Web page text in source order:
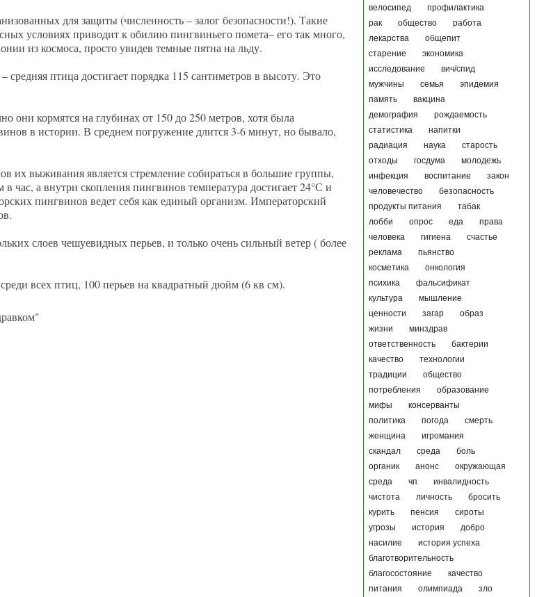
велосипед
профилактика
рак
общество
работа
лекарства
общепит
старение
экономика
исследование
вич/спид
мужчины
семья
эпидемия
память
вакцина
демография
рождаемость
статистика
напитки
радиация
наука
старость
отходы
госдума
молодежь
инфекция
воспитание
закон
человечество
безопасность
продукты питания
табак
лобби
опрос еда
права
человека
гигиена
счастье
реклама
пьянство
косметика
онкология
психика
фальсификат
культура
мышление
ценности
загар
образ
жизни
минздрав
ответственность
бактерии
качество
технологии
традиции
общество
потребления
образование
мифы
консерванты
политика
погода
смерть
женщина
игромания
скандал
среда
боль
органик
анонс
окружающая
среда
чп
инвалидность
чистота
личность
бросить
курить
пенсия
сироты
угрозы
история
добро
насилие
история успеха
благотворительность
благосостояние
качество
питания
олимпиада
зло
для защиты (численность – залог безопасности!). Такие
условиях приводит к обилию пингвиньего помета– его так много,
из космоса, просто увидев темные пятна на льду.
птица достигает порядка 115 сантиметров в высоту. Это
кормятся на глубинах от 150 до 250 метров, хотя была
в истории. В среднем погружение длится 3-6 минут, но бывало,
выживания является стремление собираться в большие группы,
час, а внутри скопления пингвинов температура достигает 24°С и
пингвинов ведет себя как единый организм. Императорский
слоев чешуевидных перьев, и только очень сильный ветер ( более
всех птиц, 100 перьев на квадратный дюйм (6 кв см).